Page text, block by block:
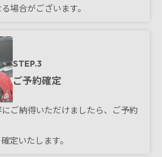
場合がございます。
STEP.3
ご予約確定
ご納得いただけましたら、ご予約
定いたします。